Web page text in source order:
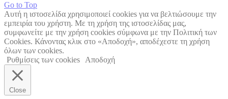
Go to Top
Αυτή η ιστοσελίδα χρησιμοποιεί cookies για να βελτιώσουμε την
εμπειρία του χρήστη. Με τη χρήση της ιστοσελίδας μας,
συμφωνείτε με την χρήση cookies σύμφωνα με την Πολιτική των
Cookies. Κάνοντας κλικ στο «Αποδοχή», αποδέχεστε τη χρήση
όλων των cookies.
Ρυθμίσεις των cookies
Αποδοχή
Close